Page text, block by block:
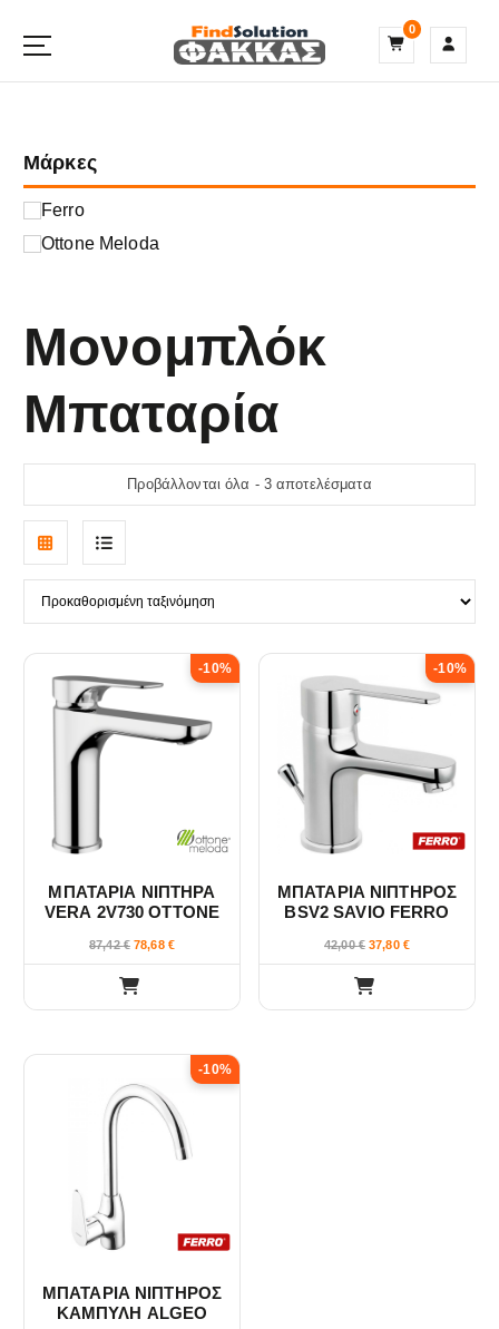
p
0
Μάρκες
Ferro
Ottone Meloda
Μονομπλόκ
Μπαταρία
Προβάλλονται όλα - 3 αποτελέσματα
r
i
d
v
w
i
s
v
-10%
ΜΠΑΤΑΡΙΑ ΝΙΠΤΗΡΑ
VERA 2V730 OTTONE
87,42€ 78,68 €
-10%
ΜΠΑΤΑΡΙΑ ΝΙΠΤΗΡΟΣ
BSV2 SAVIO FERRO
42,00€ 37,80 €
-10%
ΜΠΑΤΑΡΙΑ ΝΙΠΤΗΡΟΣ
ΚΑΜΠΥΛΗ ALGEO